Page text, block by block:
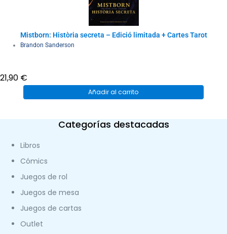
Mistborn: Història secreta – Edició limitada + Cartes Tarot
Brandon Sanderson
21,90 €
Añadir al carrito
Categorías destacadas
Libros
Cómics
Juegos de rol
Juegos de mesa
Juegos de cartas
Outlet